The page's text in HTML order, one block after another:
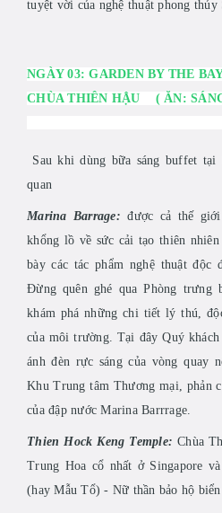
tuyệt vời của nghệ thuật phong thủy
NGÀY03: GARDEN BY THE
CHÙA THIÊN HẬU
( ĂN:
Sau khi dùng bữa sáng buffet tại
quan
Marina Barrage:được cả thế
khổng lồ về sức cải tạo thiên
bày các tác phẩm nghệ thuật độc
Đừng quên ghé qua Phòng trưng
khám phá những chi tiết lý thú,
của môi trường. Tại đây Quý
ánh đèn rực sáng của vòng quay
Khu Trung tâm Thương mại, phản
của đập nước Marina Barrrage.
Thien Hock Keng Temple: Chùa
Trung Hoa cổ nhất ở Singapore
(hay Mẫu Tổ) - Nữ thần bảo hộ biển